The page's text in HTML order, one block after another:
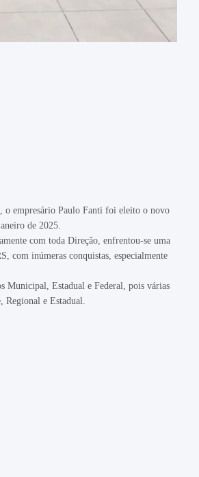
o empresário Paulo Fanti foi eleito o novo
de 2025.
com toda Direção, enfrentou-se uma
com inúmeras conquistas, especialmente
Municipal, Estadual e Federal, pois várias
e Estadual.